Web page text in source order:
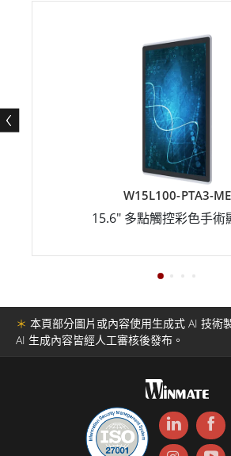
W15L100-PTA3-ME
15.6" 多點觸控彩色手術
＊ 本頁部分圖片或內容使用生成式 AI 技術
AI 生成內容皆經人工審核後發布。